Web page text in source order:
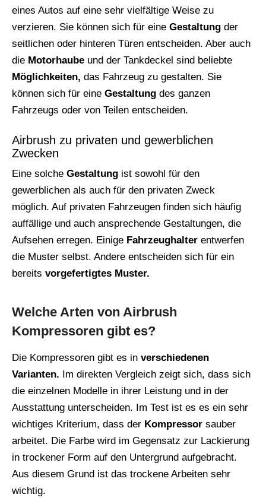
eines Autos auf eine sehr vielfältige Weise zu
verzieren. Sie können sich für eine Gestaltung der
seitlichen oder hinteren Türen entscheiden. Aber auch
die Motorhaube und der Tankdeckel sind beliebte
Möglichkeiten, das Fahrzeug zu gestalten. Sie
können sich für eine Gestaltung des ganzen
Fahrzeugs oder von Teilen entscheiden.
Airbrush zu privaten und gewerblichen
Zwecken
Eine solche Gestaltung ist sowohl für den
gewerblichen als auch für den privaten Zweck
möglich. Auf privaten Fahrzeugen finden sich häufig
auffällige und auch ansprechende Gestaltungen, die
Aufsehen erregen. Einige Fahrzeughalter entwerfen
die Muster selbst. Andere entscheiden sich für ein
bereits vorgefertigtes Muster.
Welche Arten von Airbrush
Kompressoren gibt es?
Die Kompressoren gibt es in verschiedenen
Varianten. Im direkten Vergleich zeigt sich, dass sich
die einzelnen Modelle in ihrer Leistung und in der
Ausstattung unterscheiden. Im Test ist es es ein sehr
wichtiges Kriterium, dass der Kompressor sauber
arbeitet. Die Farbe wird im Gegensatz zur Lackierung
in trockener Form auf den Untergrund aufgebracht.
Aus diesem Grund ist das trockene Arbeiten sehr
wichtig.